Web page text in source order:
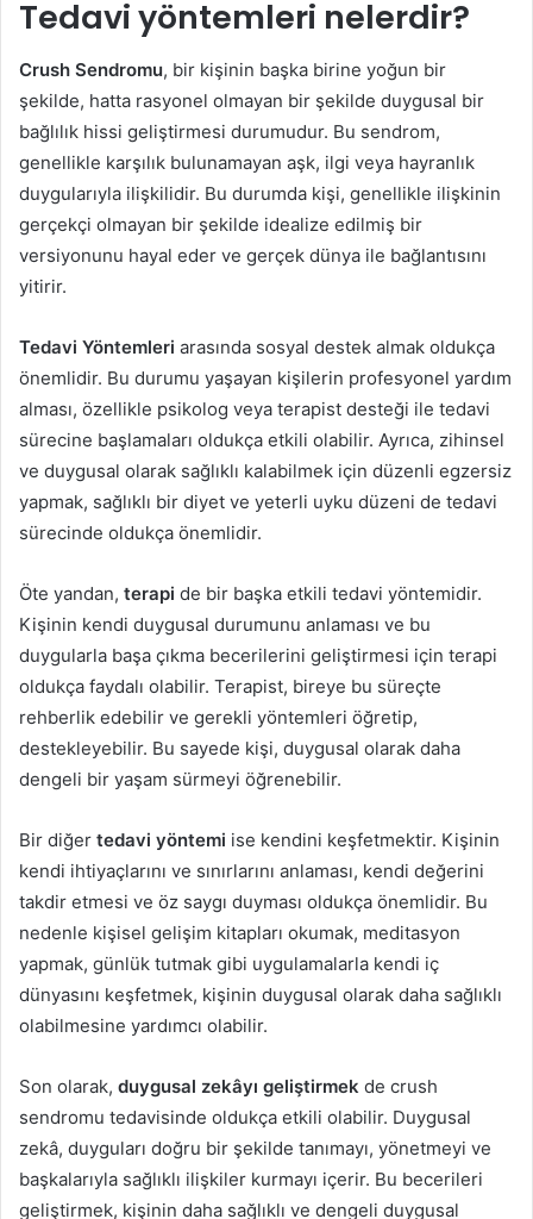
Tedavi yöntemleri nelerdir?
Crush Sendromu, bir kişinin başka birine yoğun bir
şekilde, hatta rasyonel olmayan bir şekilde duygusal bir
bağlılık hissi geliştirmesi durumudur. Bu sendrom,
genellikle karşılık bulunamayan aşk, ilgi veya hayranlık
duygularıyla ilişkilidir. Bu durumda kişi, genellikle ilişkinin
gerçekçi olmayan bir şekilde idealize edilmiş bir
versiyonunu hayal eder ve gerçek dünya ile bağlantısını
yitirir.
Tedavi Yöntemleri arasında sosyal destek almak oldukça
önemlidir. Bu durumu yaşayan kişilerin profesyonel yardım
alması, özellikle psikolog veya terapist desteği ile tedavi
sürecine başlamaları oldukça etkili olabilir. Ayrıca, zihinsel
ve duygusal olarak sağlıklı kalabilmek için düzenli egzersiz
yapmak, sağlıklı bir diyet ve yeterli uyku düzeni de tedavi
sürecinde oldukça önemlidir.
Öte yandan, terapi de bir başka etkili tedavi yöntemidir.
Kişinin kendi duygusal durumunu anlaması ve bu
duygularla başa çıkma becerilerini geliştirmesi için terapi
oldukça faydalı olabilir. Terapist, bireye bu süreçte
rehberlik edebilir ve gerekli yöntemleri öğretip,
destekleyebilir. Bu sayede kişi, duygusal olarak daha
dengeli bir yaşam sürmeyi öğrenebilir.
Bir diğer tedavi yöntemi ise kendini keşfetmektir. Kişinin
kendi ihtiyaçlarını ve sınırlarını anlaması, kendi değerini
takdir etmesi ve öz saygı duyması oldukça önemlidir. Bu
nedenle kişisel gelişim kitapları okumak, meditasyon
yapmak, günlük tutmak gibi uygulamalarla kendi iç
dünyasını keşfetmek, kişinin duygusal olarak daha sağlıklı
olabilmesine yardımcı olabilir.
Son olarak, duygusal zekâyı geliştirmek de crush
sendromu tedavisinde oldukça etkili olabilir. Duygusal
zekâ, duyguları doğru bir şekilde tanımayı, yönetmeyi ve
başkalarıyla sağlıklı ilişkiler kurmayı içerir. Bu becerileri
geliştirmek, kişinin daha sağlıklı ve dengeli duygusal